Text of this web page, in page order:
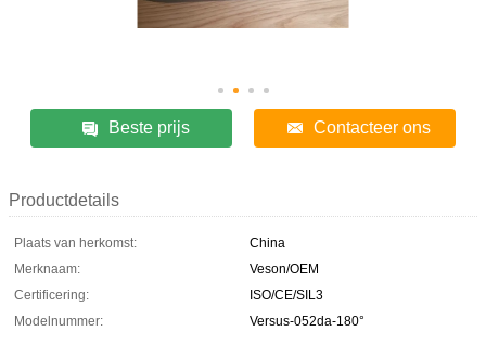
Beste prijs Contacteer ons
Productdetails
Plaats van herkomst:
China
Merknaam:
Veson/OEM
Certificering:
ISO/CE/SIL3
Modelnummer:
Versus-052da-180°